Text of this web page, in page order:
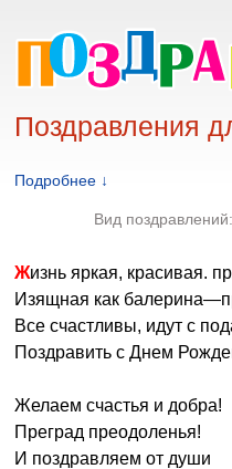
Поздравления
Подробнее ↓
Вид поздравлений:
Жизнь яркая, красивая.
Изящная как
Все счастливы, идут с
Поздравить с Днем
Желаем счастья и добра!
Преград преодоленья!
И поздравляем от души